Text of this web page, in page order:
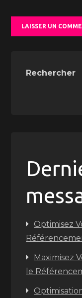
Rechercher
Optimisez
Maximisez
le